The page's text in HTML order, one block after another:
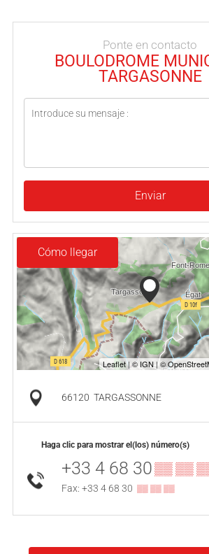
Ponte en contacto
BOULODROME
TARGASONNE
Enviar
Cómo llegar
66120 TARGASSONNE
Haga clic para mostrar el(los) número(s)
+33 4 68 30▒▒ ▒▒
Fax: +33 4 68 30 ▒▒ ▒▒ ▒▒